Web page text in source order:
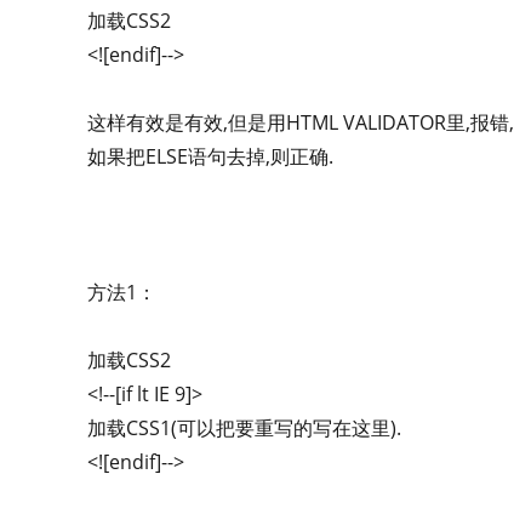
加载CSS2
<![endif]-->
这样有效是有效,但是用HTML VALIDATOR里,报
如果把ELSE语句去掉,则正确.
方法1：
加载CSS2
<!--[if lt IE 9]>
加载CSS1(可以把要重写的写在这里).
<![endif]-->